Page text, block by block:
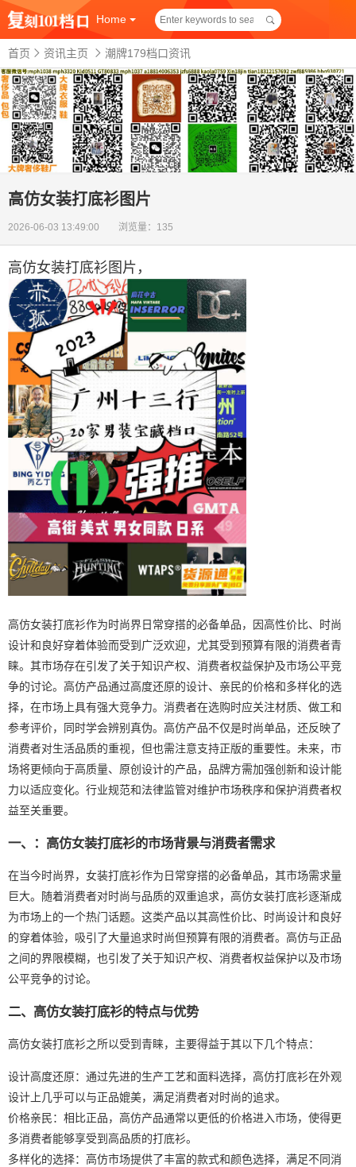
Home
首页 资讯主页 潮牌179档口资讯
高仿女装打底衫图片
2026-06-03 13:49:00 浏览量：135
高仿女装打底衫图片 ，
高仿女装打底衫作为时尚界日常穿搭的必备单品，因高性价比、时尚
设计和良好穿着体验而受到广泛欢迎，尤其受到预算有限的消费者青
睐。其市场存在引发了关于知识产权、消费者权益保护及市场公平竞
争的讨论。高仿产品通过高度还原的设计、亲民的价格和多样化的选
择，在市场上具有强大竞争力。消费者在选购时应关注材质、做工和
参考评价，同时学会辨别真伪。高仿产品不仅是时尚单品，还反映了
消费者对生活品质的重视，但也需注意支持正版的重要性。未来，市
场将更倾向于高质量、原创设计的产品，品牌方需加强创新和设计能
力以适应变化。行业规范和法律监管对维护市场秩序和保护消费者权
益至关重要。
一、：高仿女装打底衫的市场背景与消费者需求
在当今时尚界，女装打底衫作为日常穿搭的必备单品，其市场需求量
巨大。随着消费者对时尚与品质的双重追求，高仿女装打底衫逐渐成
为市场上的一个热门话题。这类产品以其高性价比、时尚设计和良好
的穿着体验，吸引了大量追求时尚但预算有限的消费者。高仿与正品
之间的界限模糊，也引发了关于知识产权、消费者权益保护以及市场
公平竞争的讨论。
二、高仿女装打底衫的特点与优势
高仿女装打底衫之所以受到青睐，主要得益于其以下几个特点：
设计高度还原：通过先进的生产工艺和面料选择，高仿打底衫在外观
设计上几乎可以与正品媲美，满足消费者对时尚的追求。
价格亲民：相比正品，高仿产品通常以更低的价格进入市场，使得更
多消费者能够享受到高品质的打底衫。
多样化的选择：高仿市场提供了丰富的款式和颜色选择，满足不同消